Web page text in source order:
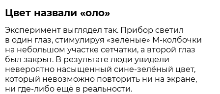
Цвет назвали «оло»
Эксперимент выглядел так. Прибор светил
в один глаз, стимулируя «зелёные» М-колбочки
на небольшом участке сетчатки, а второй глаз
был закрыт. В результате люди увидели
невероятно насыщенный сине-зелёный цвет,
который невозможно повторить ни на экране,
ни где-либо ещё в реальности.